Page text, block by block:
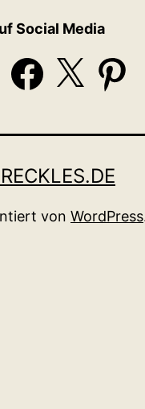
Social Media
Facebook
X Pinterest
von WordPress